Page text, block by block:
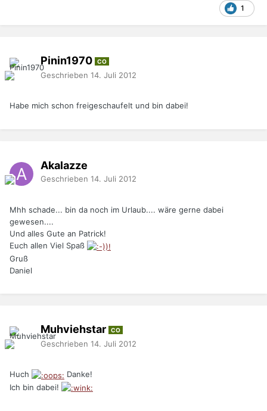
1
Pinin1970 CO
Geschrieben 14. Juli 2012
Habe mich schon freigeschaufelt und bin dabei!
Akalazze
Geschrieben 14. Juli 2012
Mhh schade... bin da noch im Urlaub.... wäre gerne dabei
gewesen....
Und alles Gute an Patrick!
Euch allen Viel Spaß
Gruß
Daniel
Muhviehstar CO
Geschrieben 14. Juli 2012
Huch
Danke!
Ich bin dabei!